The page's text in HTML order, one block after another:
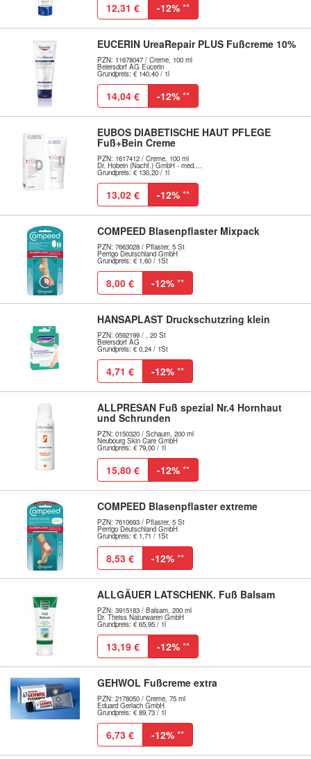
12,31 € -12% **
EUCERIN UreaRepair PLUS Fußcreme 10%
PZN: 11678047 / Creme, 100 ml
Beiersdorf AG Eucerin
Grundpreis: € 140,40 / 1l
14,04 € -12% **
EUBOS DIABETISCHE HAUT PFLEGE
Fuß+Bein Creme
PZN: 1617412 / Creme, 100 ml
Dr. Hobein (Nachf.) GmbH - med....
Grundpreis: € 130,20 / 1l
13,02 € -12% **
COMPEED Blasenpflaster Mixpack
PZN: 7663028 / Pflaster, 5 St
Perrigo Deutschland GmbH
Grundpreis: € 1,60 / 1St
8,00 € -12% **
HANSAPLAST Druckschutzring klein
PZN: 0592199 / , 20 St
Beiersdorf AG
Grundpreis: € 0,24 / 1St
4,71 € -12% **
ALLPRESAN Fuß spezial Nr.4 Hornhaut
und Schrunden
PZN: 0150320 / Schaum, 200 ml
Neubourg Skin Care GmbH
Grundpreis: € 79,00 / 1l
15,80 € -12% **
COMPEED Blasenpflaster extreme
PZN: 7610693 / Pflaster, 5 St
Perrigo Deutschland GmbH
Grundpreis: € 1,71 / 1St
8,53 € -12% **
ALLGÄUER LATSCHENK. Fuß Balsam
PZN: 3915183 / Balsam, 200 ml
Dr. Theiss Naturwaren GmbH
Grundpreis: € 65,95 / 1l
13,19 € -12% **
GEHWOL Fußcreme extra
PZN: 2178050 / Creme, 75 ml
Eduard Gerlach GmbH
Grundpreis: € 89,73 / 1l
6,73 € -12% **